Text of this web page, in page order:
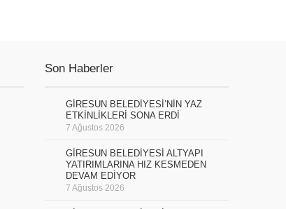
Son Haberler
GİRESUN BELEDİYESİ’NİN YAZ
ETKİNLİKLERİ SONA ERDİ
7 Ağustos 2026
GİRESUN BELEDİYESİ ALTYAPI
YATIRIMLARINA HIZ KESMEDEN
DEVAM EDİYOR
7 Ağustos 2026